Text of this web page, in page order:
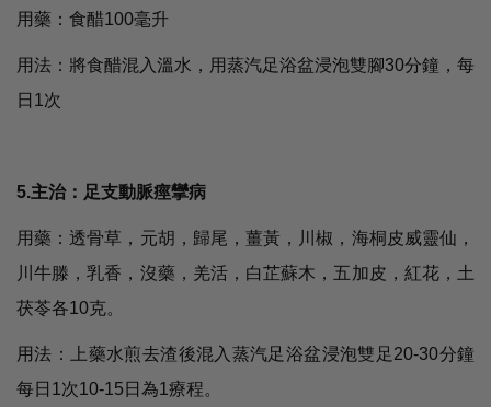
用藥：食醋100毫升
用法：將食醋混入溫水，用蒸汽足浴盆浸泡雙腳30分鐘，每
日1次
5.主治：足支動脈痙攣病
用藥：透骨草，元胡，歸尾，薑黃，川椒，海桐皮威靈仙，
川牛滕，乳香，沒藥，羌活，白芷蘇木，五加皮，紅花，土
茯苓各10克。
用法：上藥水煎去渣後混入蒸汽足浴盆浸泡雙足20-30分鐘
每日1次10-15日為1療程。